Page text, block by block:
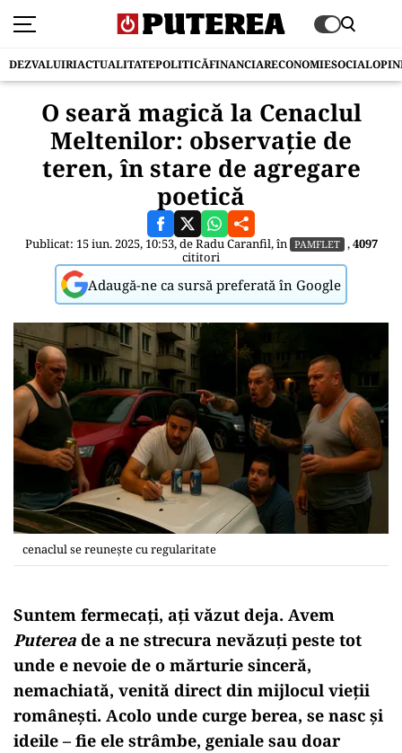
DEZVALUIRIACTUALITATEPOLITICĂFINANCIARECONOMIESOCIAL
O seară magică la Cenaclul
Meltenilor: observație de
teren, în stare de agregare
poetică
Publicat: 15 iun. 2025, 10:53, deRadu Caranfil, în PAMFLET ,4097
cititori
Adaugă-ne ca sursă preferată în Google
cenaclul se reunește cu regularitate
Suntem fermecați, ați văzut deja. Avem
Puterea de a ne strecura nevăzuți peste tot
unde e nevoie de o mărturie sinceră,
nemachiată, venită direct din mijlocul vieții
românești. Acolo unde curge berea, se nasc și
ideile – fie ele strâmbe, geniale sau doar